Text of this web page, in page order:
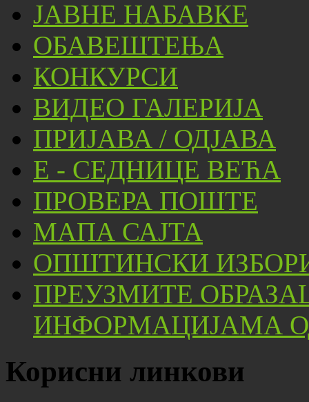
ЈАВНЕ НАБАВКЕ
ОБАВЕШТЕЊА
КОНКУРСИ
ВИДЕО ГАЛЕРИЈА
ПРИЈАВА / ОДЈАВА
Е - СЕДНИЦЕ ВЕЋА
ПРОВЕРА ПОШТЕ
МАПА САЈТА
ОПШТИНСКИ
ПРЕУЗМИТЕ
ИНФОРМАЦИЈАМА
Корисни линкови